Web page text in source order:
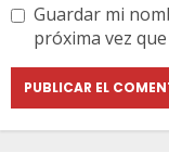
Guardar mi
próxima vez